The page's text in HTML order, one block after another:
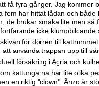
få fyra gånger. Jag kommer
fem har hittat lådan och
de brukar smaka lite men
icke klumpbildande
för dörren till
använda trappan upp till
försäkring i Agria och
kattungarna har lite olika
en riktig "clown". Änzo är